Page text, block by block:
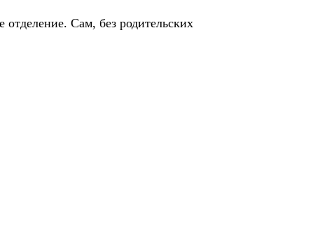
Сам, без родительских